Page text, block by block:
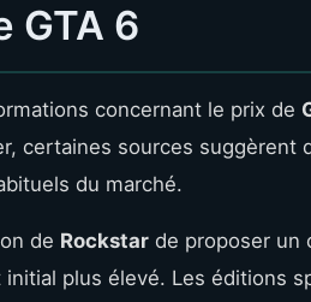
GTA 6
concernant le prix de
certaines sources suggèrent
du marché.
de Rockstar de proposer un
plus élevé. Les éditions